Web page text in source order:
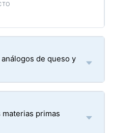
de queso y
primas